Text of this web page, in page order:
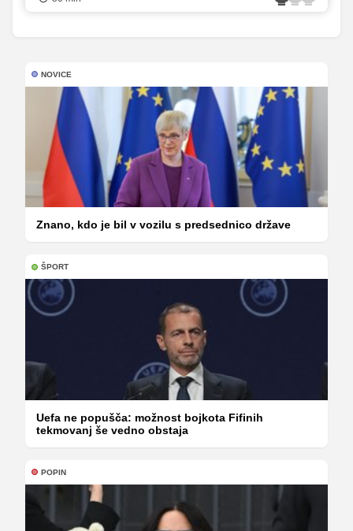
NOVICE
Znano, kdo je bil v vozilu s predsednico države
ŠPORT
Uefa ne popušča: možnost bojkota Fifinih
tekmovanj še vedno obstaja
POPIN